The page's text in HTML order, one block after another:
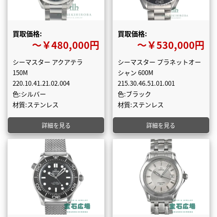
買取価格:
〜￥480,000円
シーマスター アクアテラ
150M
220.10.41.21.02.004
色:シルバー
材質:ステンレス
詳細を見る
買取価格:
〜￥530,000円
シーマスター プラネットオー
シャン 600M
215.30.46.51.01.001
色:ブラック
材質:ステンレス
詳細を見る